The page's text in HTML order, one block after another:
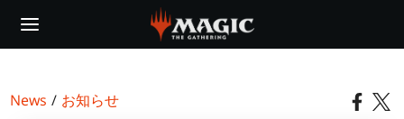
main
News / お知らせ